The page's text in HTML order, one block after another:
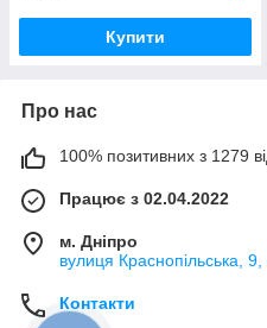
Купити
Про нас
100% позитивних з 1279
Працює з 02.04.2022
м. Дніпро
вулиця Краснопільська,
Контакти